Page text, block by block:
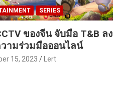
SERIES
ของจีน จับมือ T&B ลง
ามร่วมมือออนไลน์
15, 2023 Lert